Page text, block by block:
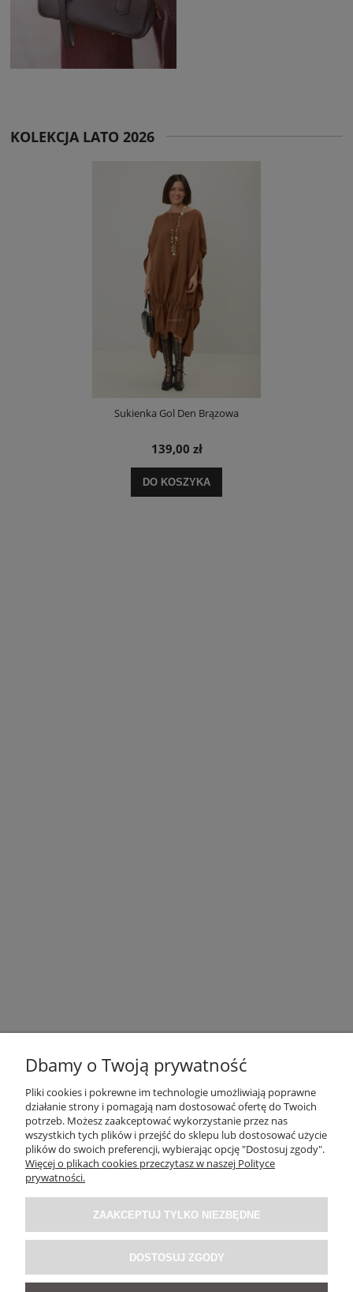
KOLEKCJA LATO 2026
Sukienka Gol Den Brązowa
139,00 zł
DO KOSZYKA
OBSŁUGA KLIENTA
O NAS / INFORMACJE
MOJE KONTO
SOCIAL MEDIA
Dbamy o Twoją prywatność
Pliki cookies i pokrewne im technologie umożliwiają poprawne
działanie strony i pomagają nam dostosować ofertę do Twoich
potrzeb. Możesz zaakceptować wykorzystanie przez nas
wszystkich tych plików i przejść do sklepu lub dostosować użycie
plików do swoich preferencji, wybierając opcję "Dostosuj zgody".
Więcej o plikach cookies przeczytasz w naszej Polityce
prywatności.
ZAAKCEPTUJ TYLKO NIEZBĘDNE
DOSTOSUJ ZGODY